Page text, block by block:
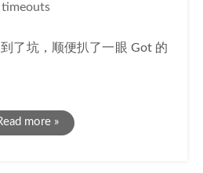
timeouts
了坑，顺便扒了一眼 Got 的
more »